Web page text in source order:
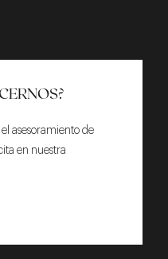
asesoramiento de
en nuestra